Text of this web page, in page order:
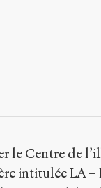
le Centre de
intitulée LA –